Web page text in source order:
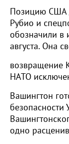
Позицию США
Рубио и
обозначили в
августа. Она
возвращение
НАТО
Вашингтон
безопасности
одно